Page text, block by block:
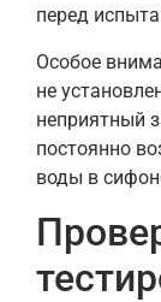
перед
Особое
не
неприятный
постоянно
воды в